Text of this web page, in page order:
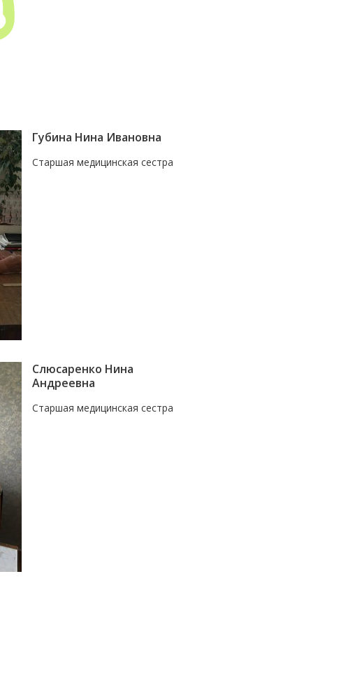
Губина Нина Ивановна
Старшая медицинская сестра
Слюсаренко Нина
Андреевна
Старшая медицинская сестра